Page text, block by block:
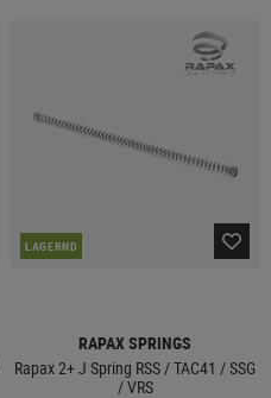
LAGERND
RAPAX SPRINGS
Rapax 2+ J Spring RSS / TAC41 / SSG
/ VRS